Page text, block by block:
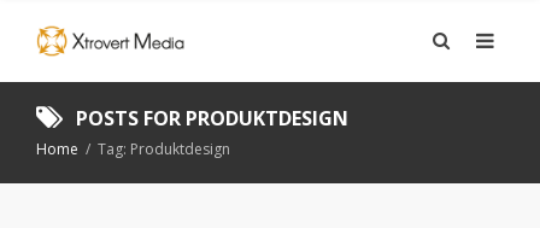
POSTS FOR PRODUKTDESIGN
Home / Tag: Produktdesign